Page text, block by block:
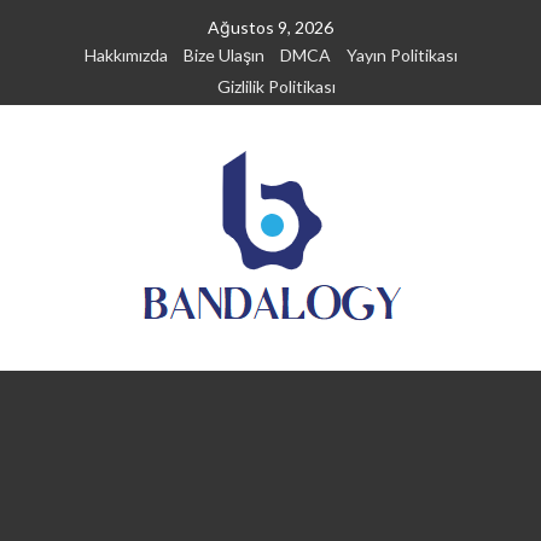
Ağustos 9, 2026
Hakkımızda
Bize Ulaşın DMCA
Yayın Politikası
Gizlilik Politikası